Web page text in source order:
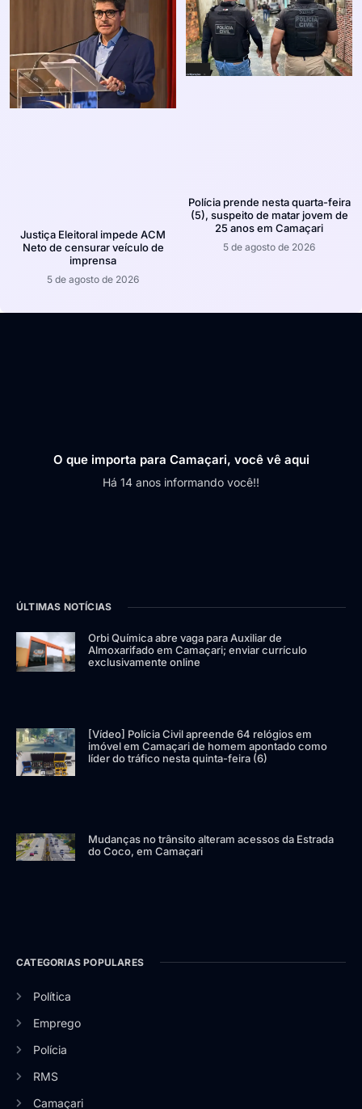
Justiça Eleitoral impede ACM
Neto de censurar veículo de
imprensa
5 de agosto de 2026
Polícia prende nesta quarta-feira
(5), suspeito de matar jovem de
25 anos em Camaçari
5 de agosto de 2026
O que importa para Camaçari, você vê aqui
Há 14 anos informando você!!
ÚLTIMAS NOTÍCIAS
Orbi Química abre vaga para Auxiliar de
Almoxarifado em Camaçari; enviar currículo
exclusivamente online
[Vídeo] Polícia Civil apreende 64 relógios em
imóvel em Camaçari de homem apontado como
líder do tráfico nesta quinta-feira (6)
Mudanças no trânsito alteram acessos da Estrada
do Coco, em Camaçari
CATEGORIAS POPULARES
Política
Emprego
Polícia
RMS
Camaçari